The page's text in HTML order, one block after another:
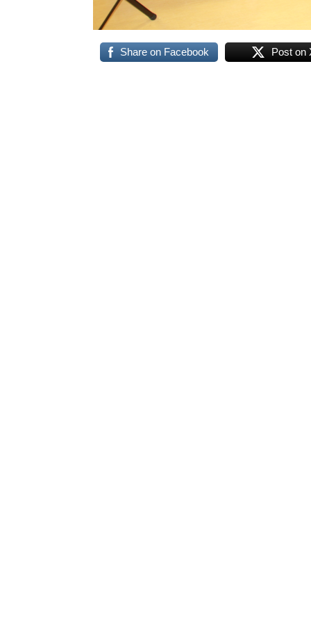
Share on Facebook Post on